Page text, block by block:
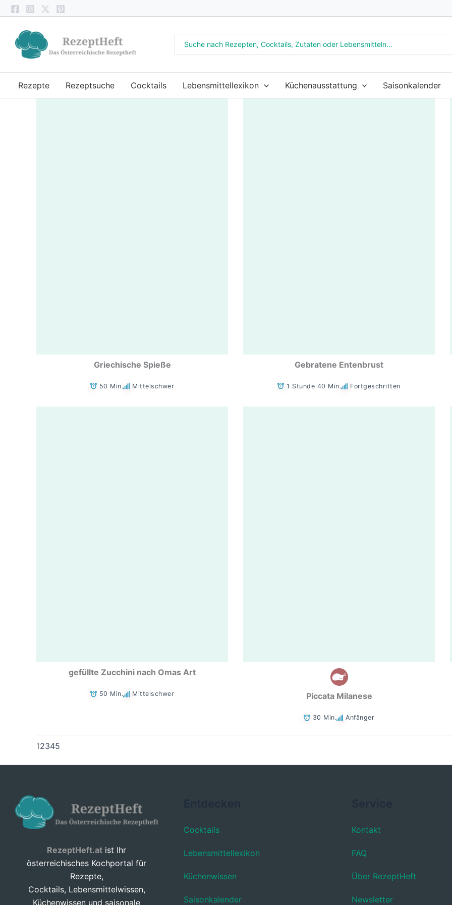
Zum
Inhalt
springen
for:
Rezepte Rezeptsuche Cocktails Lebensmittellexikon Küchenausstattung Saisonkalender
Griechische Spieße
50 Min. Mittelschwer
Gebratene Entenbrust
1 Stunde 40 Min. Fortgeschritten
gefüllte Zucchini nach Omas Art
50 Min. Mittelschwer Piccata Milanese
30 Min. Anfänger
12345
RezeptHeft.at ist Ihr
österreichisches Kochportal für
Rezepte,
Cocktails, Lebensmittelwissen,
Küchenwissen und saisonale
Cocktails
Lebensmittellexikon
Küchenwissen
Saisonkalender
Kontakt
FAQ
Über RezeptHeft
Newsletter